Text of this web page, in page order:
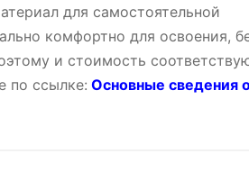
для самостоятельной
комфортно для освоения,
и стоимость
по ссылке: Основные сведения